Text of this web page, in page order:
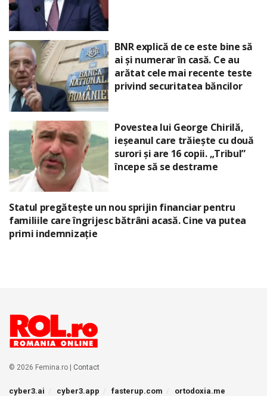
BNR explică de ce este bine să
ai și numerar în casă. Ce au
arătat cele mai recente teste
privind securitatea băncilor
Povestea lui George Chirilă,
ieșeanul care trăiește cu două
surori și are 16 copii. „Tribul”
începe să se destrame
Statul pregătește un nou sprijin financiar pentru
familiile care îngrijesc bătrâni acasă. Cine va putea
primi indemnizație
© 2026 Femina.ro | Contact
cyber3.ai cyber3.app fasterup.com ortodoxia.me